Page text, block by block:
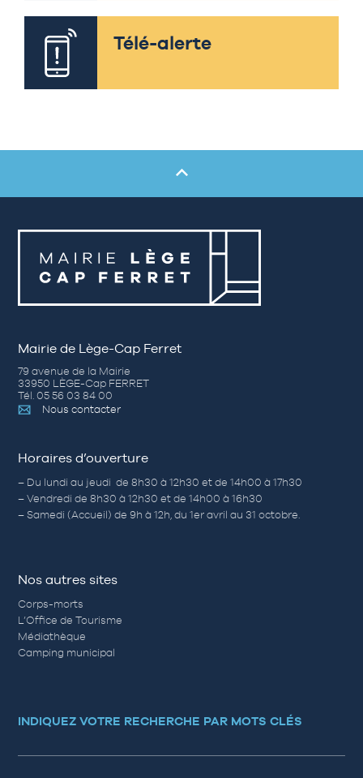
Télé-alerte
Mairie de Lège-Cap Ferret
79 avenue de la Mairie
33950 LÈGE-Cap FERRET
Tél. 05 56 03 84 00
Nous contacter
Horaires d’ouverture
– Du lundi au jeudi de 8h30 à 12h30 et de 14h00 à 17h30
– Vendredi de 8h30 à 12h30 et de 14h00 à 16h30
– Samedi (Accueil) de 9h à 12h, du 1er avril au 31 octobre.
Nos autres sites
Corps-morts
L’Office de Tourisme
Médiathèque
Camping municipal
INDIQUEZ VOTRE RECHERCHE PAR MOTS CLÉS